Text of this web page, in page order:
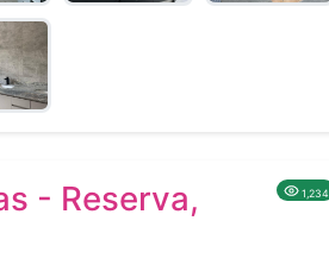
- Reserva,
1,234